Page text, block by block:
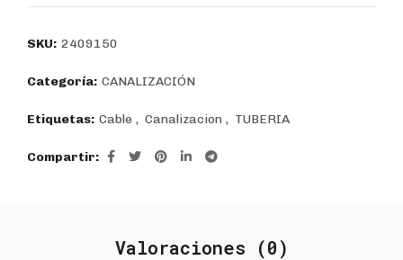
SKU: 2409150
Categoría: CANALIZACIÓN
Etiquetas: Cable , Canalizacion , TUBERIA
Compartir
Valoraciones (0)